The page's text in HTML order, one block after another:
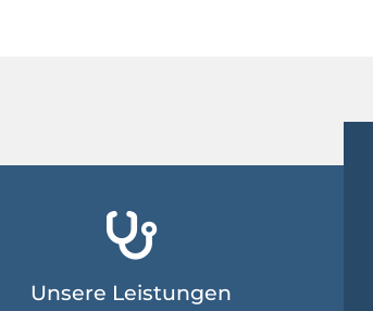

Unsere Leistungen